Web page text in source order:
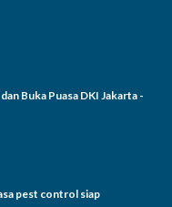
Buka Puasa DKI Jakarta -
pest control siap